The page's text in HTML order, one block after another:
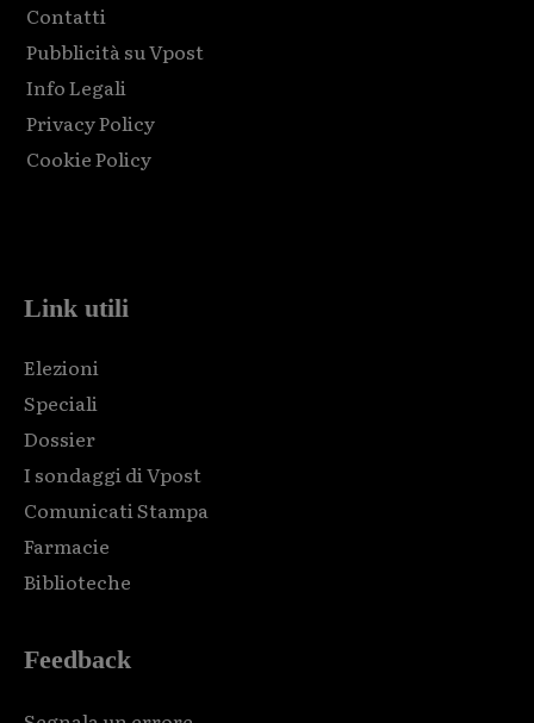
Contatti
Pubblicità su Vpost
Info Legali
Privacy Policy
Cookie Policy
Link utili
Elezioni
Speciali
Dossier
I sondaggi di Vpost
Comunicati Stampa
Farmacie
Biblioteche
Feedback